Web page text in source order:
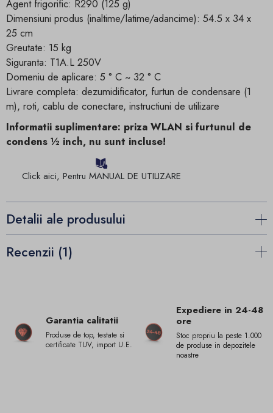
Agent frigorific: R290 (125 g)
Dimensiuni produs (inaltime/latime/adancime): 54.5 x 34 x
25 cm
Greutate: 15 kg
Siguranta: T1A.L 250V
Domeniu de aplicare: 5 ° C ~ 32 ° C
Livrare completa: dezumidificator, furtun de condensare (1
m), roti, cablu de conectare, instructiuni de utilizare
Informatii suplimentare: priza WLAN si furtunul de
condens ½ inch, nu sunt incluse!
Click aici, Pentru MANUAL DE UTILIZARE
Detalii ale produsului
Recenzii (1)
Garantia calitatii
Produse de top, testate si
certificate TUV, import U.E.
Expediere in 24-48
ore
Stoc propriu la peste 1.000
de produse in depozitele
noastre